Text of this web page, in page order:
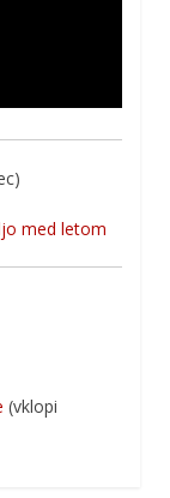
med letom
(vklopi